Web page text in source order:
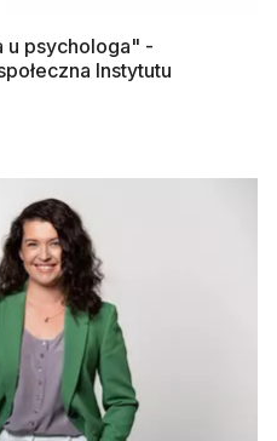
u psychologa" -
Instytutu